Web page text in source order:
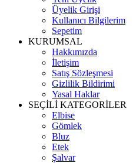
Üyelik Girişi
Kullanıcı Bilgilerim
Sepetim
KURUMSAL
Hakkımızda
İletişim
Satış Sözleşmesi
Gizlilik Bildirimi
Yasal Haklar
SEÇİLİ KATEGORİLER
Elbise
Gömlek
Bluz
Etek
Şalvar